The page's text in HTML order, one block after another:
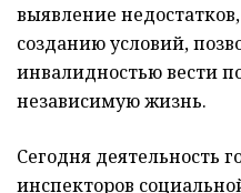
выявление
созданию условий,
инвалидностью вести
независимую жизнь.
Сегодня деятельность
инспекторов